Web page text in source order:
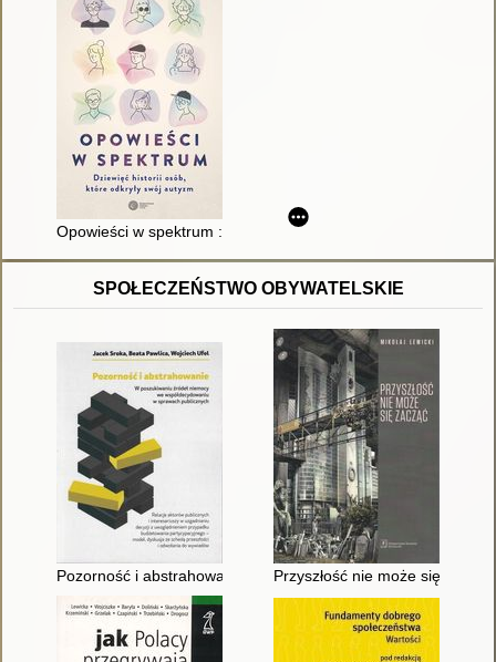
Opowieści w spektrum : dziewięć historii osób, które odkryły
SPOŁECZEŃSTWO OBYWATELSKIE
Pozorność i abstrahowanie : w poszukiwaniu źródeł niemocy
Przyszłość nie może się